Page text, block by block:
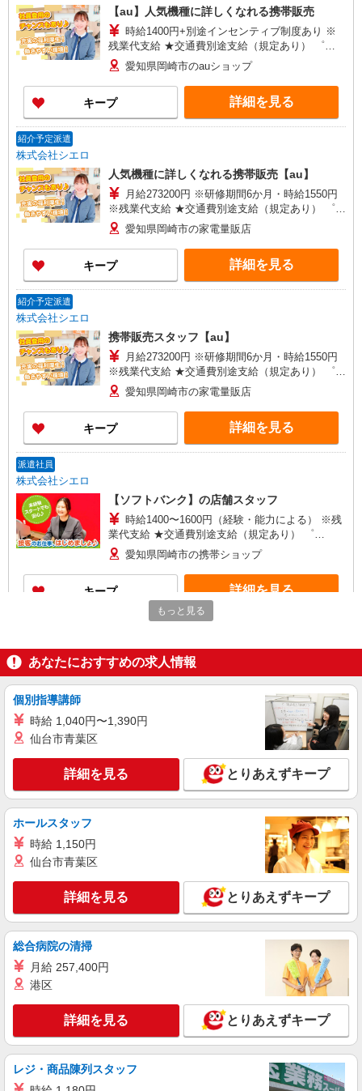
【au】人気機種に詳しくなれる携帯販売
時給1400円+別途インセンティブ制度あり ※
残業代支給 ★交通費別途支給（規定あり） ゜
+゜・。○。・゜+゜・。○。・゜+゜ 入社祝い金10
万円支給(規定有) お友達を紹介頂くと, インセンテ
ィブ支給(規定有) ★月2回払い・週払い可能（規程
有）★ ゜・。○。・゜+゜・。○。・゜+゜
愛知県岡崎市のauショップ
キープ 詳細を見る
紹介予定派遣
株式会社シエロ
人気機種に詳しくなれる携帯販売【au】
月給273200円 ※研修期間6か月・時給1550円
※残業代支給 ★交通費別途支給（規定あり） ゜
+゜・。○。・゜+゜・。○。・゜+゜ 入社祝い金10
万円支給(規定有) お友達を紹介頂くと, インセンテ
ィブ支給(規定有) ゜・。○。・゜+゜・。○。・゜
+゜
愛知県岡崎市の家電量販店
キープ 詳細を見る
紹介予定派遣
株式会社シエロ
携帯販売スタッフ【au】
月給273200円 ※研修期間6か月・時給1550円
※残業代支給 ★交通費別途支給（規定あり） ゜
+゜・。○。・゜+゜・。○。・゜+゜ 入社祝い金10
万円支給(規定有) お友達を紹介頂くと, インセンテ
ィブ支給(規定有) ゜・。○。・゜+゜・。○。・゜
+゜
愛知県岡崎市の家電量販店
キープ 詳細を見る
派遣社員
株式会社シエロ
【ソフトバンク】の店舗スタッフ
時給1400〜1600円（経験・能力による） ※残
業代支給 ★交通費別途支給（規定あり） ゜
+゜・。○。・゜+゜・。○。・゜+゜ 入社祝い金10
万円支給(規定有) お友達を紹介頂くと, インセンテ
ィブ支給(規定有) ★月2回払い・週払い可能（規程
有）★ ゜・。○。・゜+゜・。○。・゜+゜
愛知県岡崎市の携帯ショップ
キープ 詳細を見る
【楽天モバイル】人気機種に詳しくなれる携帯
販売
月給245250円〜 ※残業代支給 ★交通費別途支
○。・゜+゜ 入社祝い金10万円支給(規定有) お友達
を紹介頂くと, インセンティブ支給(規定有) ゜・。
○。・゜+゜・。○。・゜+゜
愛知県岡崎市の楽天モバイルショップ
キープ 詳細を見る
株式会社シエロ
時給1400〜1600円（経験・能力による） ※残
業代支給 ★交通費別途支給（規定あり） ゜
+゜・。○。・゜+゜・。○。・゜+゜ 入社祝い金10
万円支給(規定有) お友達を紹介頂くと, インセンテ
ィブ支給(規定有) ★月2回払い・週払い可能（規程
有）★ ゜・。○。・゜+゜・。○。・゜+゜
愛知県岡崎市の携帯ショップ
キープ 詳細を見る
派遣社員
株式会社シエロ
【softbank】人気機種に詳しくなれる携帯販
売
時給1400〜1600円（経験・能力による） ※残
業代支給 ★交通費別途支給（規定あり） ゜
+゜・。○。・゜+゜・。○。・゜+゜ 入社祝い金10
愛知県岡崎市のsoftbankショップ
もっと見る
あなたにおすすめの求人情報
個別指導講師
時給 1,040円〜1,390円
仙台市青葉区
詳細を見る とりあえずキープ
ホールスタッフ
時給 1,150円
仙台市青葉区
詳細を見る とりあえずキープ
総合病院の清掃
月給 257,400円
港区
詳細を見る とりあえずキープ
レジ・商品陳列スタッフ